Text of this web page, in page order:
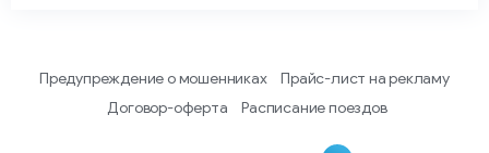
Предупреждение о мошенниках
Прайс-лист на рекламу
Договор-оферта
Расписание поездов